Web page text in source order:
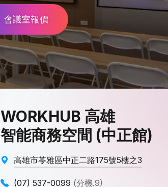
會議室報價
WORKHUB 高雄
智能商務空間 (中正館)
高雄市苓雅區中正二路175號5樓之3
(07) 537-0099 (分機.9)